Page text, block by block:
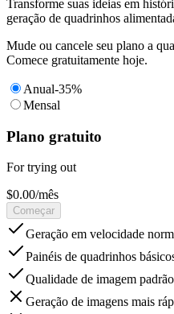
Transforme suas ideias em
geração de quadrinhos
Mude ou cancele seu plano a
Comece gratuitamente hoje.
Anual-35%
Mensal
Plano gratuito
For trying out
$0.00/mês
Começar
Geração em velocidade
Painéis de quadrinhos
Qualidade de imagem padrão
Geração de imagens mais